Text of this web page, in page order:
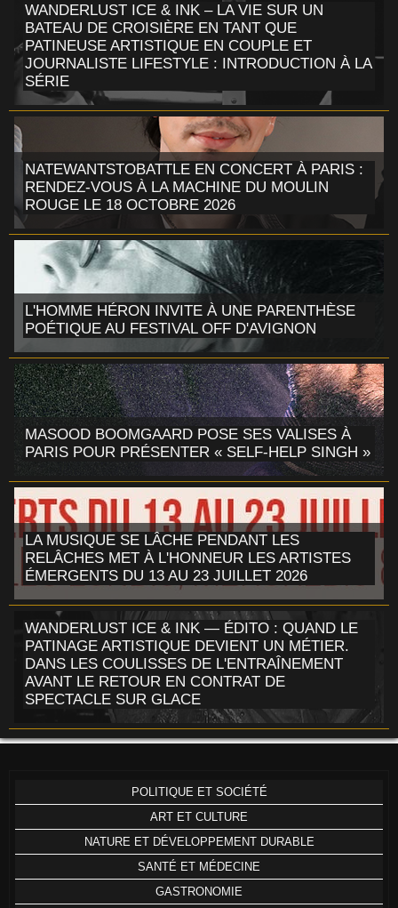
WANDERLUST ICE & INK – LA VIE SUR UN
BATEAU DE CROISIÈRE EN TANT QUE
PATINEUSE ARTISTIQUE EN COUPLE ET
JOURNALISTE LIFESTYLE : INTRODUCTION À LA
SÉRIE
NATEWANTSTOBATTLE EN CONCERT À PARIS :
RENDEZ-VOUS À LA MACHINE DU MOULIN
ROUGE LE 18 OCTOBRE 2026
L'HOMME HÉRON INVITE À UNE PARENTHÈSE
POÉTIQUE AU FESTIVAL OFF D'AVIGNON
MASOOD BOOMGAARD POSE SES VALISES À
PARIS POUR PRÉSENTER « SELF-HELP SINGH »
LA MUSIQUE SE LÂCHE PENDANT LES
RELÂCHES MET À L'HONNEUR LES ARTISTES
ÉMERGENTS DU 13 AU 23 JUILLET 2026
WANDERLUST ICE & INK — ÉDITO : QUAND LE
PATINAGE ARTISTIQUE DEVIENT UN MÉTIER.
DANS LES COULISSES DE L'ENTRAÎNEMENT
AVANT LE RETOUR EN CONTRAT DE
SPECTACLE SUR GLACE
POLITIQUE ET SOCIÉTÉ
ART ET CULTURE
NATURE ET DÉVELOPPEMENT DURABLE
SANTÉ ET MÉDECINE
GASTRONOMIE